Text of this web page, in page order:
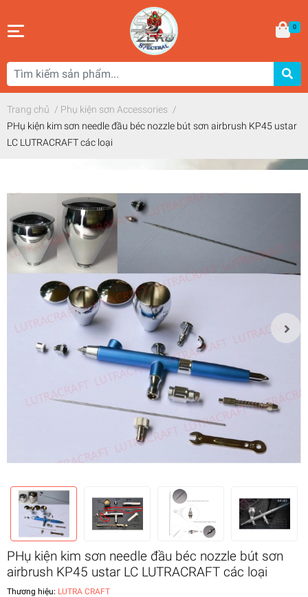
0
Trang chủ / Phụ kiện sơn Accessories /
PHụ kiện kim sơn needle đầu béc nozzle bút sơn airbrush KP45 ustar
LC LUTRACRAFT các loại
PHụ kiện kim sơn needle đầu béc nozzle bút sơn
airbrush KP45 ustar LC LUTRACRAFT các loại
Thương hiệu: LUTRA CRAFT